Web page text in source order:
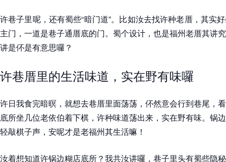
许巷子里呢，还有蜀些“暗门道”。比如汝去找许种老厝，其实
主门，一道是巷子通厝底的门。蜀个设计，也是福州老厝其讲
讲是伓是有意思囉？
许巷厝里的生活味道，实在野有味囉
许日我食完暗暝，就想去巷厝里面荡荡，伓然意会行到巷尾，
底所坐几位老依伯着下棋，许种味道荡出来，实在野有味。锅
轻敲棋子声，安呢才是老福州其生活嘛！
汝着想知道许锅边糊店底所？我共汝讲囉，巷子里头有蜀些隐